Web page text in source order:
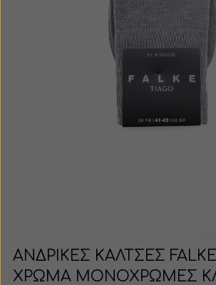
ΑΝΔΡΙΚΕΣ ΚΑΛΤΣΕΣ FALKE
ΧΡΩΜΑ ΜΟΝΟΧΡΩΜΕΣ